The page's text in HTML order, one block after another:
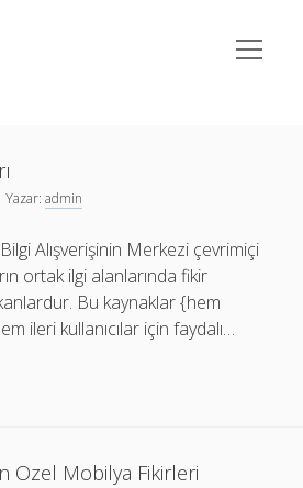
menüyü
aç
arttırılır
Şifresiz
Yazar:admin
Alışverişinin Merkezi çevrimiçi
ortak ilgi alanlarında fikir
Bu kaynaklar {hem
ileri kullanıcılar için faydalı…
Ozel Mobilya Fikirleri